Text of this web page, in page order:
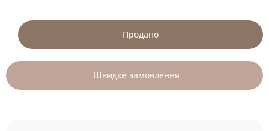
Продано
Швидке замовлення